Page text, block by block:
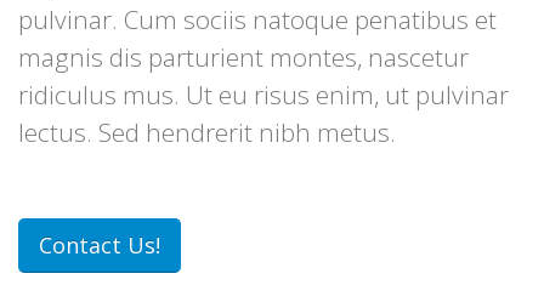
pulvinar. Cum sociis natoque penatibus et
magnis dis parturient montes, nascetur
ridiculus mus. Ut eu risus enim, ut pulvinar
lectus. Sed hendrerit nibh metus.
Contact Us!